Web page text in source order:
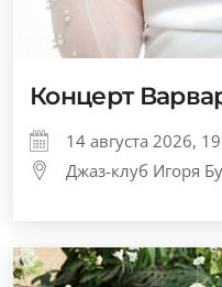
Концерт
14 августа 2026,
Джаз-клуб Игоря